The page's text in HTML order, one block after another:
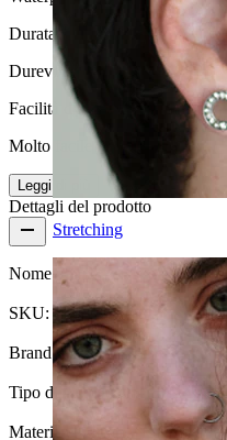
Stretching
Durata
Durevole
Facilità d'uso
Molto facile
Leggi di più
Dettagli del prodotto
Nome:
SKU:Charm-09
Brand:Bodymod Trend
Tipo di gioiello:
Materiale:Titanio